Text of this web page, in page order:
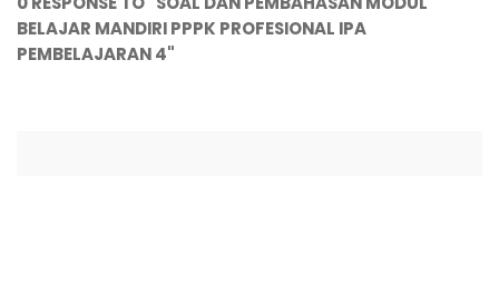
BELAJAR MANDIRI PPPK PROFESIONAL IPA
PEMBELAJARAN 4"